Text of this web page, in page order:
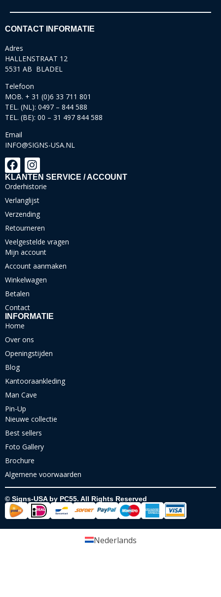
CONTACT INFORMATIE
Adres
HALLENSTRAAT 12
5531 AB BLADEL
Telefoon
MOB. + 31 (0)6 33 711 801
TEL. (NL): 0497 – 844 588
TEL. (BE): 00 – 31 497 844 588
Email
INFO@SIGNS-USA.NL
KLANTEN SERVICE / ACCOUNT
Orderhistorie
Verlanglijst
Verzending
Retourneren
Veelgestelde vragen
Mijn account
Account aanmaken
Winkelwagen
Betalen
Contact
INFORMATIE
Home
Over ons
Openingstijden
Blog
Kantooraankleding
Man Cave
Pin-Up
Nieuwe collectie
Best sellers
Foto Gallery
Brochure
Algemene voorwaarden
© Signs-USA by PC55. All Rights Reserved
Nederlands